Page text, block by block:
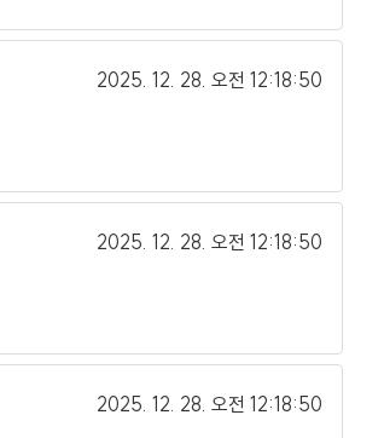
2025. 12. 28. 오전 12:18:50
2025. 12. 28. 오전 12:18:50
2025. 12. 28. 오전 12:18:50